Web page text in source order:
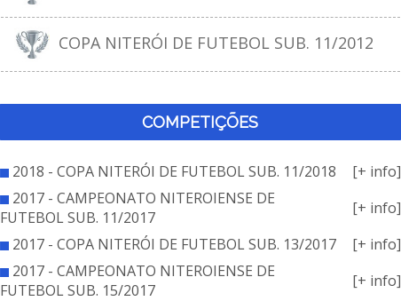
COPA NITERÓI DE FUTEBOL SUB. 11/2012
COMPETIÇÕES
2018 - COPA NITERÓI DE FUTEBOL SUB. 11/2018
[+ info]
2017 - CAMPEONATO NITEROIENSE DE
FUTEBOL SUB. 11/2017
[+ info]
2017 - COPA NITERÓI DE FUTEBOL SUB. 13/2017
[+ info]
2017 - CAMPEONATO NITEROIENSE DE
FUTEBOL SUB. 15/2017
[+ info]